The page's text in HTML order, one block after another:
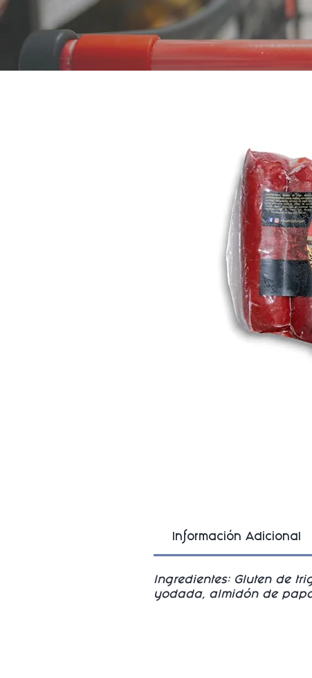
Información Adicional
Ingredientes: Gluten de
yodada, almidón de